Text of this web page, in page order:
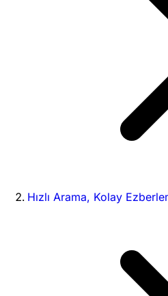
Hızlı Arama, Kolay